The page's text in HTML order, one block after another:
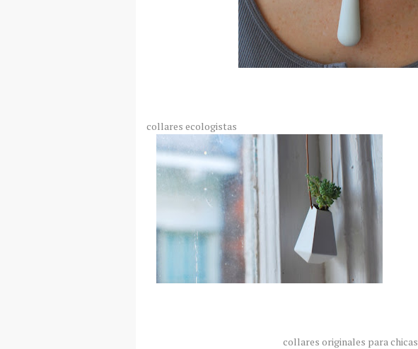
collares ecologistas
collares originales para chicas